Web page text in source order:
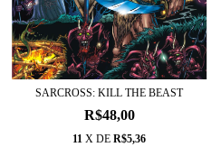
SARCROSS: KILL THE BEAST
R$48,00
11 X DER$5,36